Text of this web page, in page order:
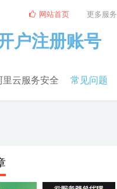
里云服务安全 常见问题
网站首页 更多服务